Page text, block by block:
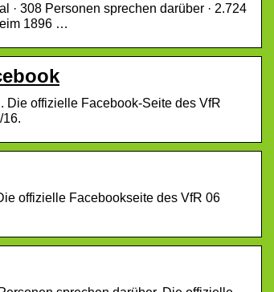
· 308 Personen sprechen darüber · 2.724
1896 …
Die offizielle Facebook-Seite des VfR
16.
offizielle Facebookseite des VfR 06